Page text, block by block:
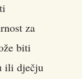
za
biti
ili dječju